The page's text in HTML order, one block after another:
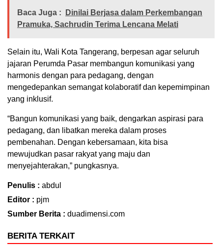
Baca Juga :
Dinilai Berjasa dalam Perkembangan
Pramuka, Sachrudin Terima Lencana Melati
Selain itu, Wali Kota Tangerang, berpesan agar seluruh
jajaran Perumda Pasar membangun komunikasi yang
harmonis dengan para pedagang, dengan
mengedepankan semangat kolaboratif dan kepemimpinan
yang inklusif.
“Bangun komunikasi yang baik, dengarkan aspirasi para
pedagang, dan libatkan mereka dalam proses
pembenahan. Dengan kebersamaan, kita bisa
mewujudkan pasar rakyat yang maju dan
menyejahterakan,” pungkasnya.
Penulis : abdul
Editor : pjm
Sumber Berita : duadimensi.com
BERITA TERKAIT